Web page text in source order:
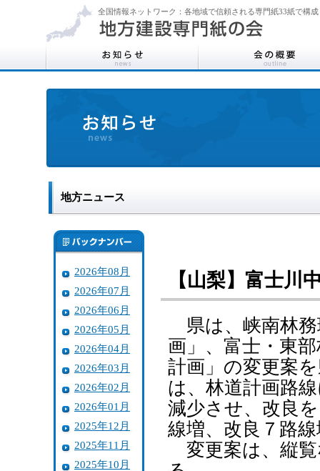
全国情報ネットワーク：各地域で信頼される専門紙33紙で構成
地方ニュース
2026年08月
2026年07月
2026年06月
2026年05月
2026年04月
2026年03月
2026年02月
2026年01月
2025年12月
2025年11月
2025年10月
【山梨】富士川
県は、峡南林務
画」、富士・東
計画」の変更案
は、林道計画路
減少させ、改良
線増、改良７路
変更案は、縦覧